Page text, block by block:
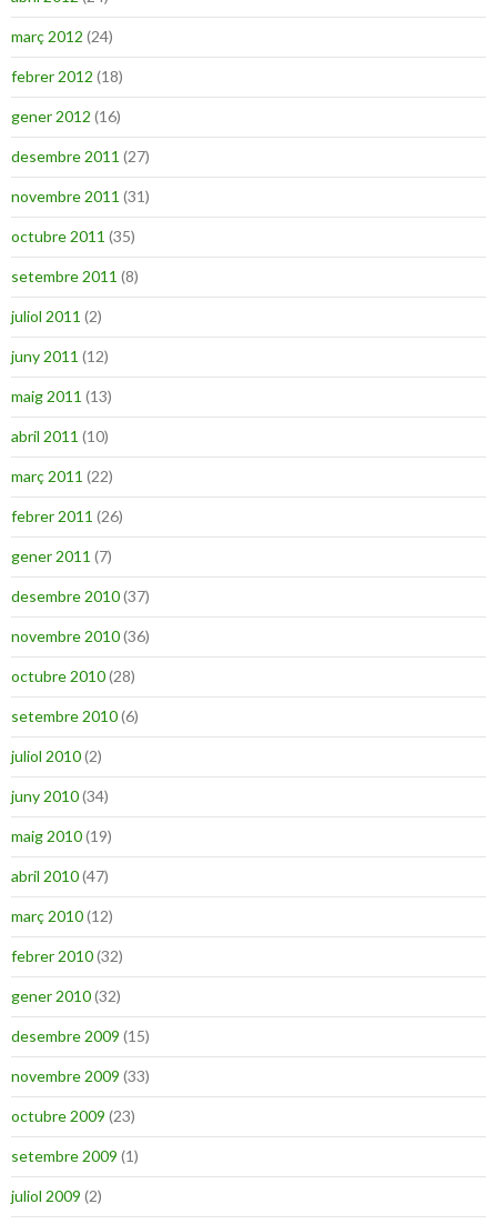
març 2012 (24)
febrer 2012 (18)
gener 2012 (16)
desembre 2011 (27)
novembre 2011 (31)
octubre 2011 (35)
setembre 2011 (8)
juliol 2011 (2)
juny 2011 (12)
maig 2011 (13)
abril 2011 (10)
març 2011 (22)
febrer 2011 (26)
gener 2011 (7)
desembre 2010(37)
novembre 2010(36)
octubre 2010(28)
setembre 2010(6)
juliol 2010(2)
juny 2010(34)
maig 2010(19)
abril 2010(47)
març 2010(12)
febrer 2010(32)
gener 2010(32)
desembre 2009 (15)
novembre 2009 (33)
octubre 2009 (23)
setembre 2009 (1)
juliol 2009 (2)